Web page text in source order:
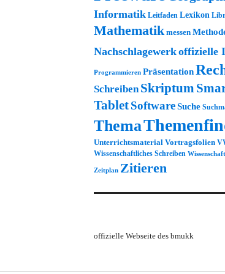
Informatik Leitfaden Lexikon
Mathematik messen
Nachschlagewerkoffizielle
Programmieren Präsentation
Schreiben Skriptum
TabletSoftwareSuche
Thema
Unterrichtsmaterial Vortragsfolien
Wissenschaftliches Schreiben
Zeitplan Zitieren
offizielle Webseite des bmukk